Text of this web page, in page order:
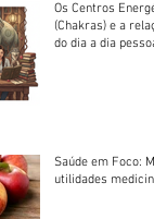
Os Centros
(Chakras) e a
do dia a dia
Saúde em Foco:
utilidades